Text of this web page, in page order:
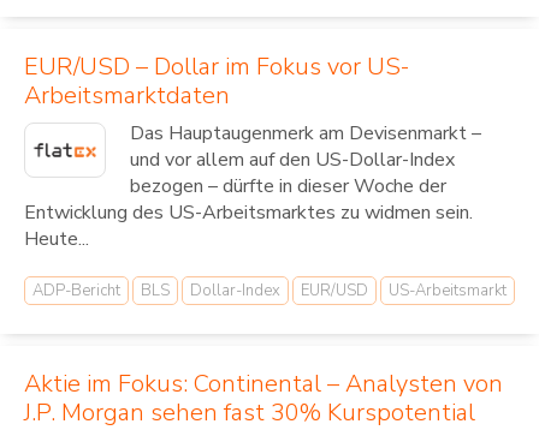
EUR/USD – Dollar im Fokus vor US-
Arbeitsmarktdaten
Das Hauptaugenmerk am Devisenmarkt –
und vor allem auf den US-Dollar-Index
bezogen – dürfte in dieser Woche der
Entwicklung des US-Arbeitsmarktes zu widmen sein.
Heute...
ADP-Bericht BLS Dollar-Index EUR/USD US-Arbeitsmarkt
Aktie im Fokus: Continental – Analysten von
J.P. Morgan sehen fast 30% Kurspotential